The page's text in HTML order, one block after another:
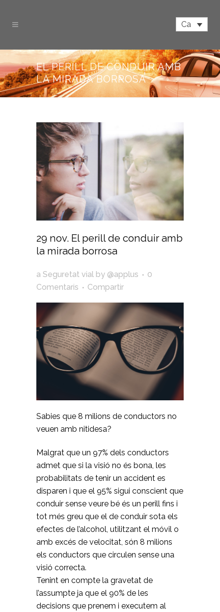
Ca
EL PERILL DE CONDUIR AMB
LA MIRADA BORROSA
29 nov. El perill de conduir amb
la mirada borrosa
a Seguretat vial by @applus
0
Comentaris
Compartir
Sabies que 8 milions de conductors no
veuen amb nitidesa?
Malgrat que un 97% dels conductors
admet que si la visió no és bona, les
probabilitats de tenir un accident es
disparen i que el 95% sigui conscient que
conduir sense veure bé és un perill fins i
tot més greu que el de conduir sota els
efectes de l’alcohol, utilitzant el móvil o
amb excés de velocitat, són 8 milions
els conductors que circulen sense una
visió correcta.
Tenint en compte la gravetat de
l’assumpte ja que el 90% de les
decisions que prenem i executem al